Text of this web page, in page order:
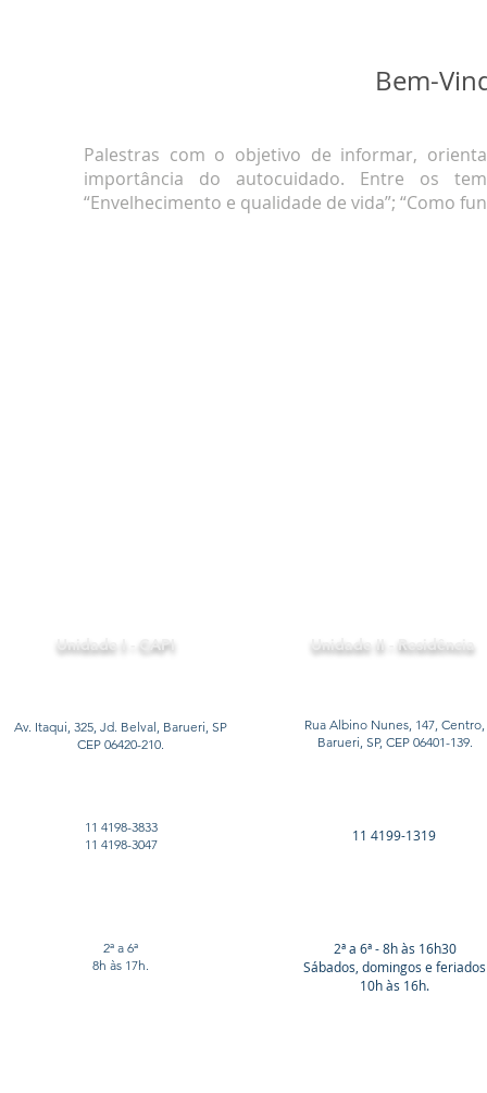
Bem-
Palestras com o objetivo de informar,
importância do autocuidado. Entre os
“Envelhecimento e qualidade de vida”; “Como
Unidade I - CAPI
Av. Itaqui, 325, Jd. Belval, Barueri, SP
CEP 06420-210.
11 4198-3833
11 4198-3047
2ª a 6ª
8h às 17h.
Unidade II - Residência
Rua Albino Nunes, 147, Centro,
Barueri, SP, CEP 06401-139.
11 4199-1319
2ª a 6ª - 8h às 16h30
Sábados, domingos e feriados
10h às 16h.